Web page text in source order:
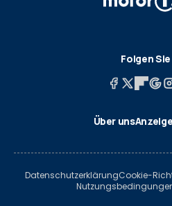
Folgen
Über uns
DatenschutzerklärungCookie-